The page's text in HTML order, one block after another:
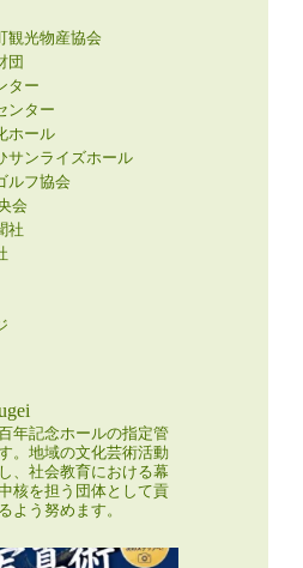
観光物産協会
団
ター
ンター
ホール
サンライズホール
ルフ協会
会
社
年記念ホールの指定管
。地域の文化芸術活動
、社会教育における幕
核を担う団体として貢
よう努めます。